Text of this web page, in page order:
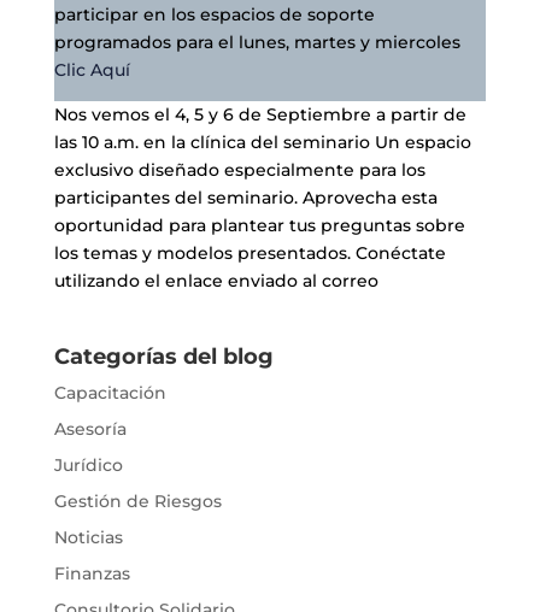
participar en los espacios de soporte
programados para el lunes, martes y miercoles
Clic Aquí
Nos vemos el 4, 5 y 6 de Septiembre a partir de
las 10 a.m. en la clínica del seminario Un espacio
exclusivo diseñado especialmente para los
participantes del seminario. Aprovecha esta
oportunidad para plantear tus preguntas sobre
los temas y modelos presentados. Conéctate
utilizando el enlace enviado al correo
Categorías del blog
Capacitación
Asesoría
Jurídico
Gestión de Riesgos
Noticias
Finanzas